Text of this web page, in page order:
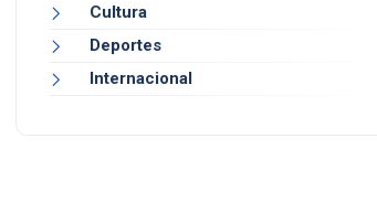
Cultura
Deportes
Internacional